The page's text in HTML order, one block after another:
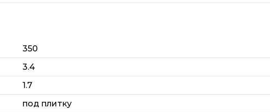
350
3.4
1.7
под плитку